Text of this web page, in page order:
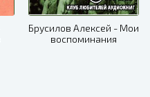
Брусилов Алексей - Мои
воспоминания